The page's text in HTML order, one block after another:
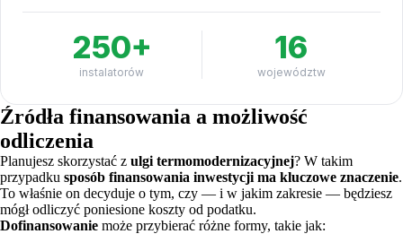
250+
instalatorów
16
województw
Źródła finansowania a możliwość
odliczenia
Planujesz skorzystać z ulgi termomodernizacyjnej? W takim
przypadku sposób finansowania inwestycji ma kluczowe znaczenie.
To właśnie on decyduje o tym, czy — i w jakim zakresie — będziesz
mógł odliczyć poniesione koszty od podatku.
Dofinansowanie może przybierać różne formy, takie jak: